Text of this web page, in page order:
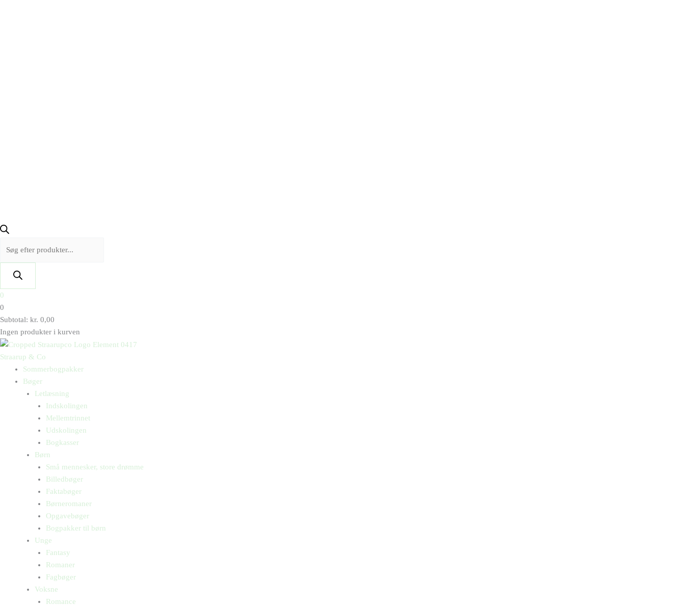
0
0
Subtotal: kr. 0,00
Ingen produkter i kurven
Straarup & Co
Sommerbogpakker
Bøger
Letlæsning
Indskolingen
Mellemtrinnet
Udskolingen
Bogkasser
Børn
Små mennesker, store drømme
Billedbøger
Faktabøger
Børneromaner
Opgavebøger
Bogpakker til børn
Unge
Fantasy
Romaner
Fagbøger
Voksne
Romance